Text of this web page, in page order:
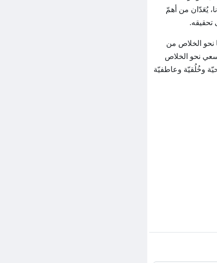
يُعَدّان من أهمّ
تحقيقه.
نحو الخلاص من
نحو الخلاص
وخُلُقيّة وعاطفيّة